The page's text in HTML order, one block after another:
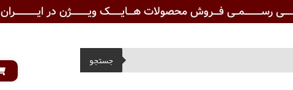
رســـــــــمــی فـــروش محصولات هـــایــــــک ویـــــــــژن در ایــــــــــــران
جستجو